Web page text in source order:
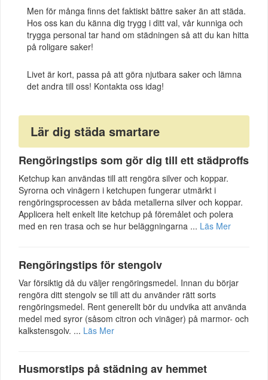
Men för många finns det faktiskt bättre saker än att städa.
Hos oss kan du känna dig trygg i ditt val, vår kunniga och
trygga personal tar hand om städningen så att du kan hitta
på roligare saker!
Livet är kort, passa på att göra njutbara saker och lämna
det andra till oss! Kontakta oss idag!
Lär dig städa smartare
Rengöringstips som gör dig till ett städproffs
Ketchup kan användas till att rengöra silver och koppar.
Syrorna och vinägern i ketchupen fungerar utmärkt i
rengöringsprocessen av båda metallerna silver och koppar.
Applicera helt enkelt lite ketchup på föremålet och polera
med en ren trasa och se hur beläggningarna ... Läs Mer
Rengöringstips för stengolv
Var försiktig då du väljer rengöringsmedel. Innan du börjar
rengöra ditt stengolv se till att du använder rätt sorts
rengöringsmedel. Rent generellt bör du undvika att använda
medel med syror (såsom citron och vinäger) på marmor- och
kalkstensgolv. ... Läs Mer
Husmorstips på städning av hemmet